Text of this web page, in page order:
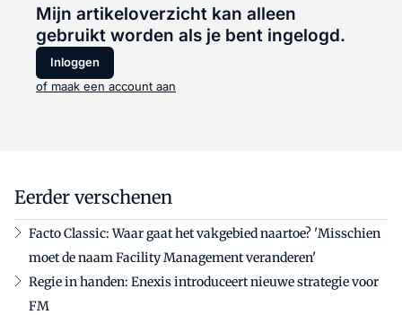
Mijn artikeloverzicht kan alleen
gebruikt worden als je bent ingelogd.
Inloggen
of maak een account aan
Eerder verschenen
Facto Classic: Waar gaat het vakgebied naartoe? 'Misschien
moet de naam Facility Management veranderen'
Regie in handen: Enexis introduceert nieuwe strategie voor
FM